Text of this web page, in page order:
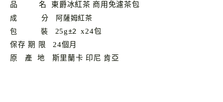
品 名 東爵冰紅茶 商用免濾茶包
成 分 阿薩姆紅茶
包 裝 25g±2 x24包
保存 期 限 24個月
原 產 地 斯里蘭卡 印尼 肯亞